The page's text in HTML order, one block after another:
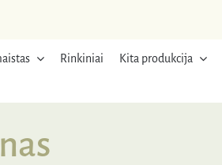
Rinkiniai Kita produkcija